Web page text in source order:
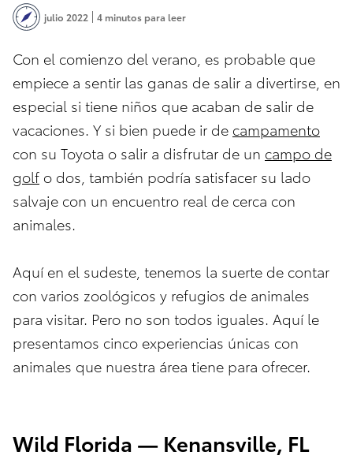
julio 2022 4 minutos para leer
Con el comienzo del verano, es probable que
empiece a sentir las ganas de salir a divertirse, en
especial si tiene niños que acaban de salir de
vacaciones. Y si bien puede ir de campamento
con su Toyota o salir a disfrutar de un campo de
golf o dos, también podría satisfacer su lado
salvaje con un encuentro real de cerca con
animales.
Aquí en el sudeste, tenemos la suerte de contar
con varios zoológicos y refugios de animales
para visitar. Pero no son todos iguales. Aquí le
presentamos cinco experiencias únicas con
animales que nuestra área tiene para ofrecer.
Wild Florida — Kenansville, FL